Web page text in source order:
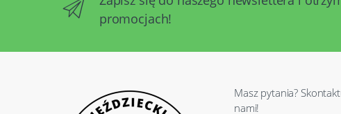
promocjach!
Masz pytania?
nami!